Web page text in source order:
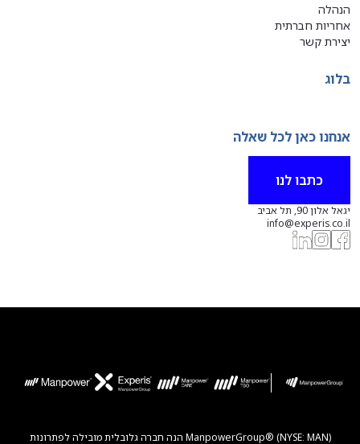
הנהלה
אחריות חברתית
יצירת קשר
בלוג
אנחנו כאן לכל שאלה
כתבו לנו
יגאל אלון 90, תל אביב
info@experis.co.il
ManpowerGroup® (NYSE: MAN) הנה חברה גלובלית מובילה לפתרונות